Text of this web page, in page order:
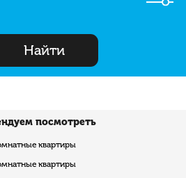
Найти
посмотреть
квартиры
квартиры